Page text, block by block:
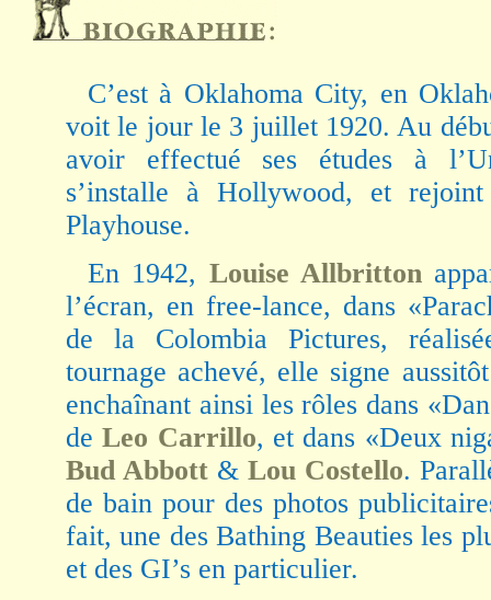
C’est à Oklahoma City, en
voit le jour le 3 juillet 1920. Au
avoir effectué ses études à
s’installe à Hollywood, et
Playhouse.
En 1942, Louise Allbritton
l’écran, en free-lance, dans
de la Colombia Pictures,
tournage achevé, elle signe
enchaînant ainsi les rôles dans
deLeo Carrillo, et dans «Deux
Bud Abbott & Lou Costello.
de bain pour des photos
fait, une des Bathing Beauties les
et des GI’s en particulier.